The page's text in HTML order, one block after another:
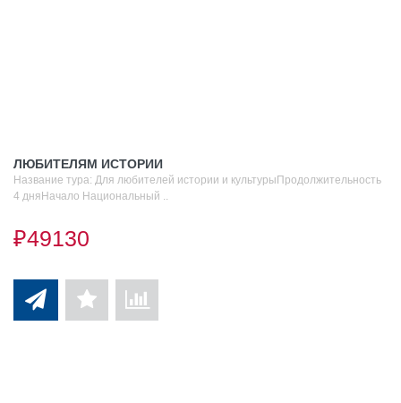
ЛЮБИТЕЛЯМ ИСТОРИИ
Название тура: Для любителей истории и культурыПродолжительность
4 дняНачало Национальный ..
₽49130